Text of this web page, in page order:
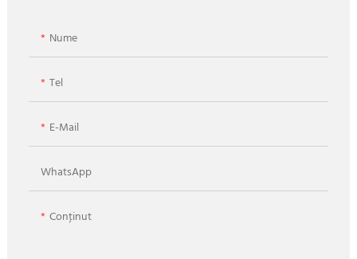
Nume
Tel
E-Mail
WhatsApp
Conţinut